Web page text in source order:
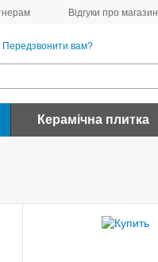
Відгуки про магазин
Передзвонити вам?
Керамічна плитка